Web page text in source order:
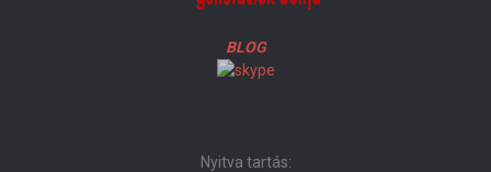
BLOG
Nyitva tartás: